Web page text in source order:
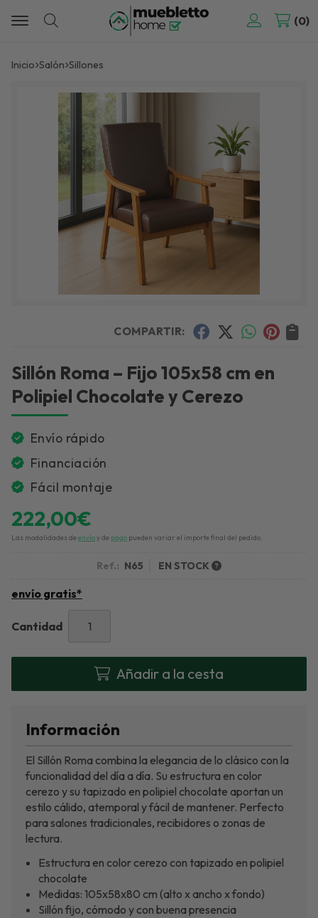
Buscar
0
Inicio salón sillones
COMPARTIR:
Sillón Roma – Fijo 105x58 cm en
Polipiel Chocolate y Cerezo
Envío rápido
Financiación
Fácil montaje
222,00€
Las modalidades deenvíoy de pago pueden variar el importe final del pedido.
Ref.: N65 EN STOCK
envío gratis*
Cantidad
Añadir a la cesta
Información
El Sillón Roma combina la elegancia de lo clásico con la
funcionalidad del día a día. Su estructura en color
cerezo y su tapizado en polipiel chocolate aportan un
estilo cálido, atemporal y fácil de mantener. Perfecto
para salones tradicionales, recibidores o zonas de
lectura.
Estructura en color cerezo con tapizado en polipiel
chocolate
Medidas: 105x58x80 cm (alto x ancho x fondo)
Sillón fijo, cómodo y con buena presencia